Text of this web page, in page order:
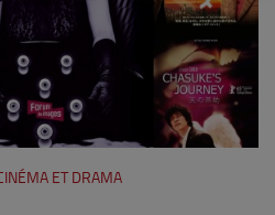
ET DRAMA